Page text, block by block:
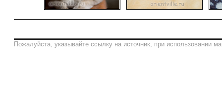
Пожалуйста, указывайте ссылку на источник, при использовании